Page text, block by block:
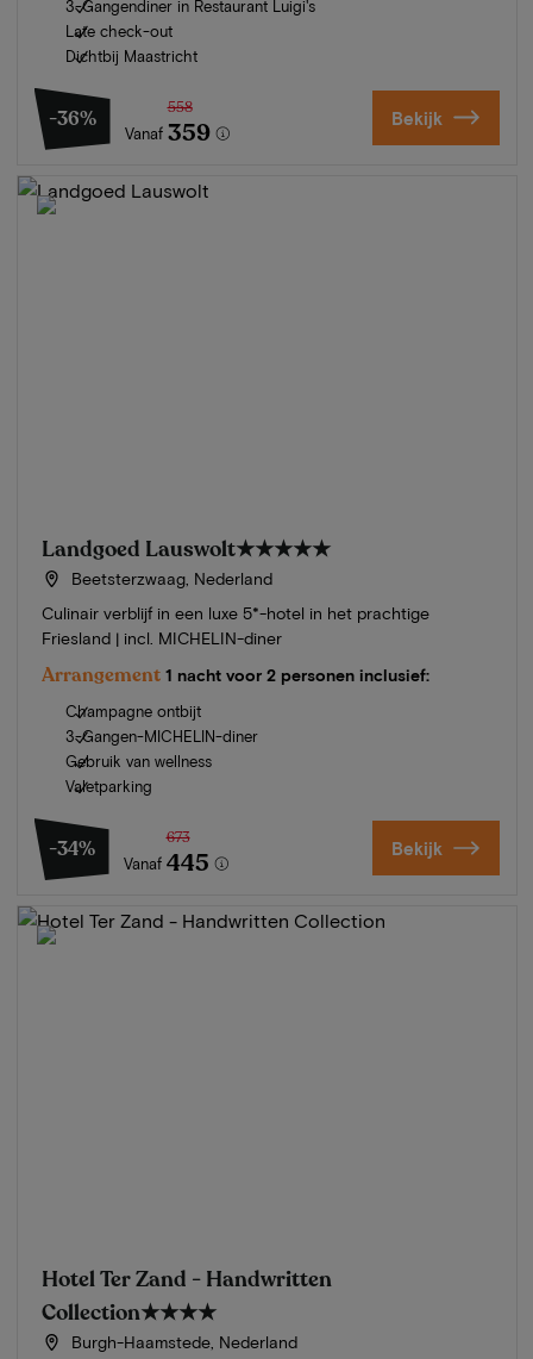
3-Gangendiner in Restaurant Luigi's
Late check-out
Dichtbij Maastricht
-36%
Vanaf
558
359 Bekijk
Landgoed Lauswolt★★★★★
Beetsterzwaag, Nederland
Culinair verblijf in een luxe 5*-hotel in het prachtige
Friesland | incl. MICHELIN-diner
Arrangement 1 nacht voor 2 personen inclusief:
Champagne ontbijt
3-Gangen-MICHELIN-diner
Gebruik van wellness
Valetparking
-34%
Vanaf
673
445 Bekijk
Hotel Ter Zand - Handwritten
Collection★★★★
Burgh-Haamstede, Nederland